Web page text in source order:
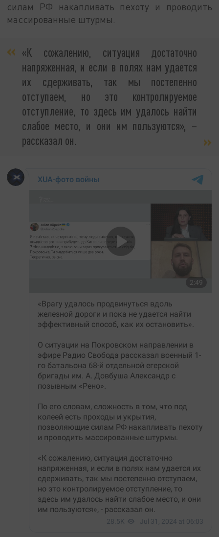
силам РФ накапливать пехоту и проводить
массированные штурмы.
«К сожалению, ситуация достаточно
напряженная, и если в полях нам удается
их сдерживать, так мы постепенно
отступаем, но это контролируемое
отступление, то здесь им удалось найти
слабое место, и они им пользуются», –
рассказал он.